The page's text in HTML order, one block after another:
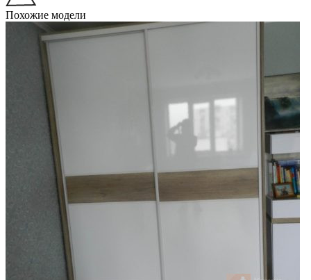
Похожие модели